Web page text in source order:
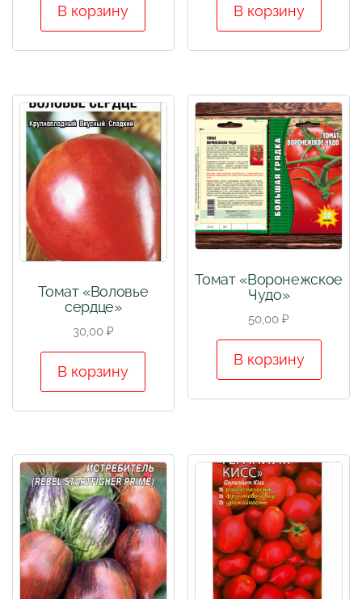
В корзину В корзину
Томат «Воловье
сердце»
30,00 ₽
В корзину
Томат «Воронежское
Чудо»
50,00₽
В корзину